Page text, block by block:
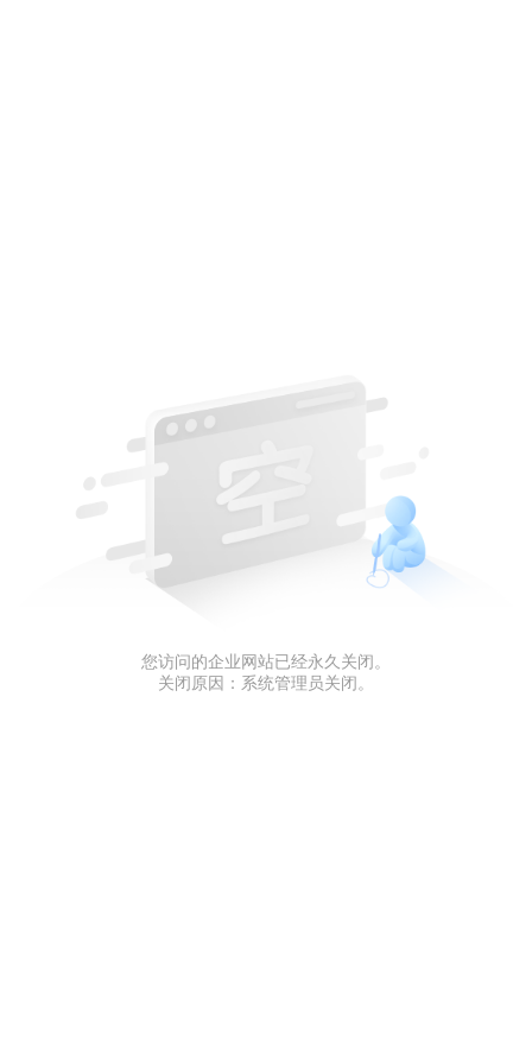
您访问的企业网站已经永久关闭。
关闭原因：系统管理员关闭。